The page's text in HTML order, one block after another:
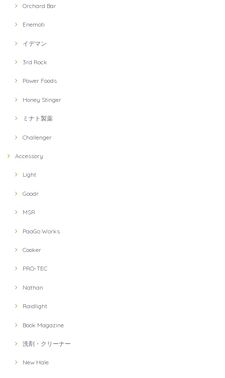
Orchard Bar
Enemoti
イデマン
3rd Rock
Power Foods
Honey Stinger
ミナト製薬
Challenger
Accessory
Light
Goodr
MSR
PaaGo Works
Cooker
PRO-TEC
Nathan
Raidlight
Book Magazine
洗剤・クリーナー
New Hale